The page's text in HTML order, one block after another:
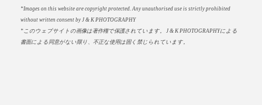
*Images on this website are copyright protected. Any unauthorised use is strictly prohibited
without written consent by J & K PHOTOGRAPHY
*このウェブサイトの画像は著作権で保護されています。
J & K PHOTOGRAPHYによる
書面による同意がない限り、不正な使用は固く禁じられています。